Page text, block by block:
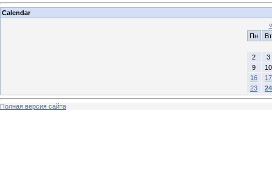
Calendar
«
Пн
Вт
2
3
9
10
16
17
23
24
Полная версия сайта